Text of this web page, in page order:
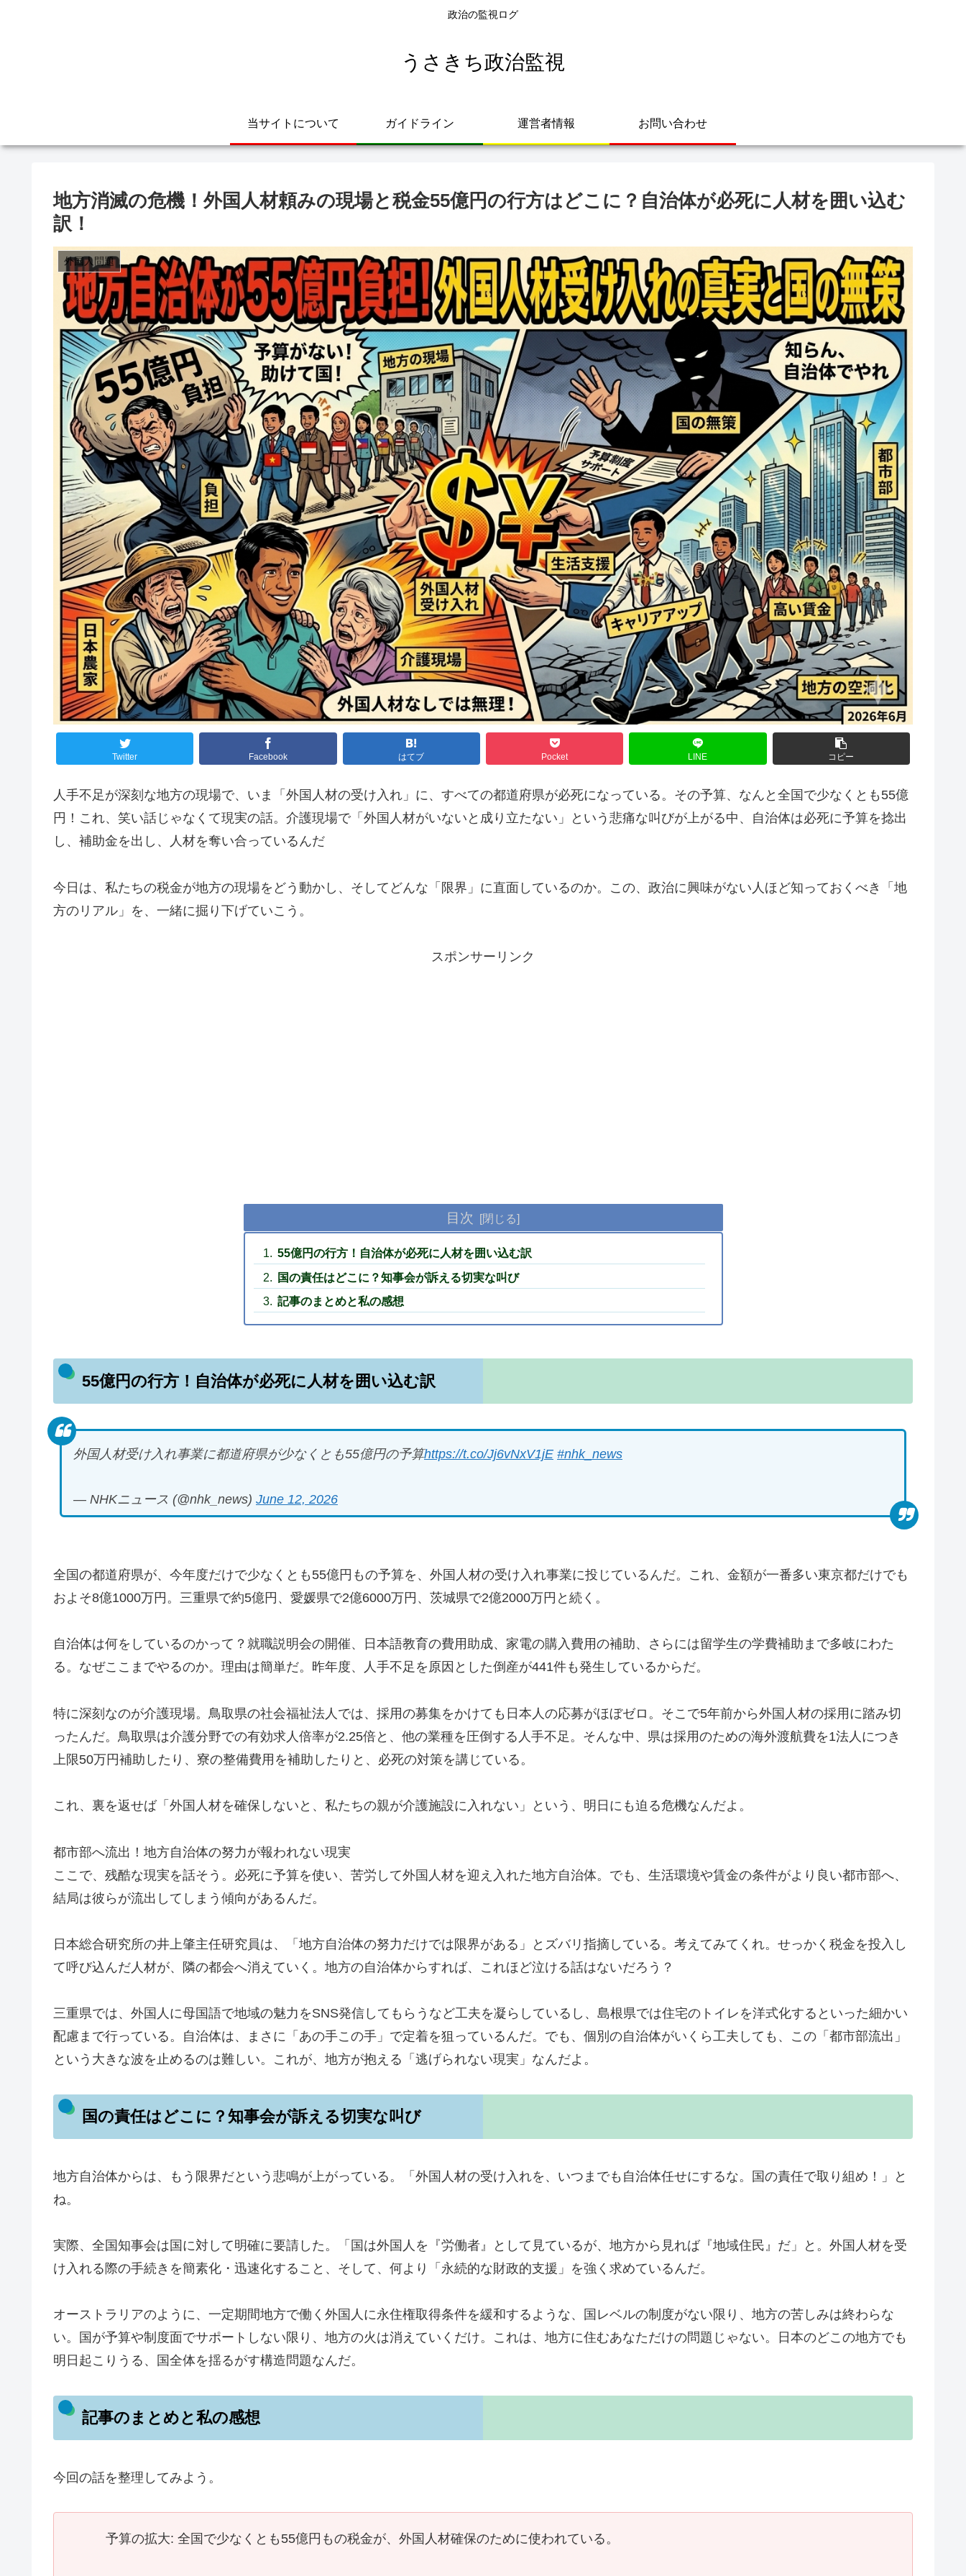
政治の監視ログ
うさきち政治監視
当サイトについて ガイドライン 運営者情報 お問い合わせ
地方消滅の危機！外国人材頼みの現場と税金55億円の行方はどこに？自治体が必死に人材を囲い込む
訳！
外国人問題
Twitter Facebook はてブ Pocket LINE コピー
人手不足が深刻な地方の現場で、いま「外国人材の受け入れ」に、すべての都道府県が必死になっている。その予算、なんと全国で少なくとも55億
円！これ、笑い話じゃなくて現実の話。介護現場で「外国人材がいないと成り立たない」という悲痛な叫びが上がる中、自治体は必死に予算を捻出
し、補助金を出し、人材を奪い合っているんだ
今日は、私たちの税金が地方の現場をどう動かし、そしてどんな「限界」に直面しているのか。この、政治に興味がない人ほど知っておくべき「地
方のリアル」を、一緒に掘り下げていこう。
スポンサーリンク
目次
55億円の行方！自治体が必死に人材を囲い込む訳
国の責任はどこに？知事会が訴える切実な叫び
記事のまとめと私の感想
55億円の行方！自治体が必死に人材を囲い込む訳
外国人材受け入れ事業に都道府県が少なくとも55億円の予算https://t.co/Jj6vNxV1jE #nhk_news
— NHKニュース (@nhk_news) June 12, 2026
全国の都道府県が、今年度だけで少なくとも55億円もの予算を、外国人材の受け入れ事業に投じているんだ。これ、金額が一番多い東京都だけでも
およそ8億1000万円。三重県で約5億円、愛媛県で2億6000万円、茨城県で2億2000万円と続く。
自治体は何をしているのかって？就職説明会の開催、日本語教育の費用助成、家電の購入費用の補助、さらには留学生の学費補助まで多岐にわた
る。なぜここまでやるのか。理由は簡単だ。昨年度、人手不足を原因とした倒産が441件も発生しているからだ。
特に深刻なのが介護現場。鳥取県の社会福祉法人では、採用の募集をかけても日本人の応募がほぼゼロ。そこで5年前から外国人材の採用に踏み切
ったんだ。鳥取県は介護分野での有効求人倍率が2.25倍と、他の業種を圧倒する人手不足。そんな中、県は採用のための海外渡航費を1法人につき
上限50万円補助したり、寮の整備費用を補助したりと、必死の対策を講じている。
これ、裏を返せば「外国人材を確保しないと、私たちの親が介護施設に入れない」という、明日にも迫る危機なんだよ。
都市部へ流出！地方自治体の努力が報われない現実
ここで、残酷な現実を話そう。必死に予算を使い、苦労して外国人材を迎え入れた地方自治体。でも、生活環境や賃金の条件がより良い都市部へ、
結局は彼らが流出してしまう傾向があるんだ。
日本総合研究所の井上肇主任研究員は、「地方自治体の努力だけでは限界がある」とズバリ指摘している。考えてみてくれ。せっかく税金を投入し
て呼び込んだ人材が、隣の都会へ消えていく。地方の自治体からすれば、これほど泣ける話はないだろう？
三重県では、外国人に母国語で地域の魅力をSNS発信してもらうなど工夫を凝らしているし、島根県では住宅のトイレを洋式化するといった細かい
配慮まで行っている。自治体は、まさに「あの手この手」で定着を狙っているんだ。でも、個別の自治体がいくら工夫しても、この「都市部流出」
という大きな波を止めるのは難しい。これが、地方が抱える「逃げられない現実」なんだよ。
国の責任はどこに？知事会が訴える切実な叫び
地方自治体からは、もう限界だという悲鳴が上がっている。「外国人材の受け入れを、いつまでも自治体任せにするな。国の責任で取り組め！」と
ね。
実際、全国知事会は国に対して明確に要請した。「国は外国人を『労働者』として見ているが、地方から見れば『地域住民』だ」と。外国人材を受
け入れる際の手続きを簡素化・迅速化すること、そして、何より「永続的な財政的支援」を強く求めているんだ。
オーストラリアのように、一定期間地方で働く外国人に永住権取得条件を緩和するような、国レベルの制度がない限り、地方の苦しみは終わらな
い。国が予算や制度面でサポートしない限り、地方の火は消えていくだけ。これは、地方に住むあなただけの問題じゃない。日本のどこの地方でも
明日起こりうる、国全体を揺るがす構造問題なんだ。
記事のまとめと私の感想
今回の話を整理してみよう。
予算の拡大: 全国で少なくとも55億円もの税金が、外国人材確保のために使われている。